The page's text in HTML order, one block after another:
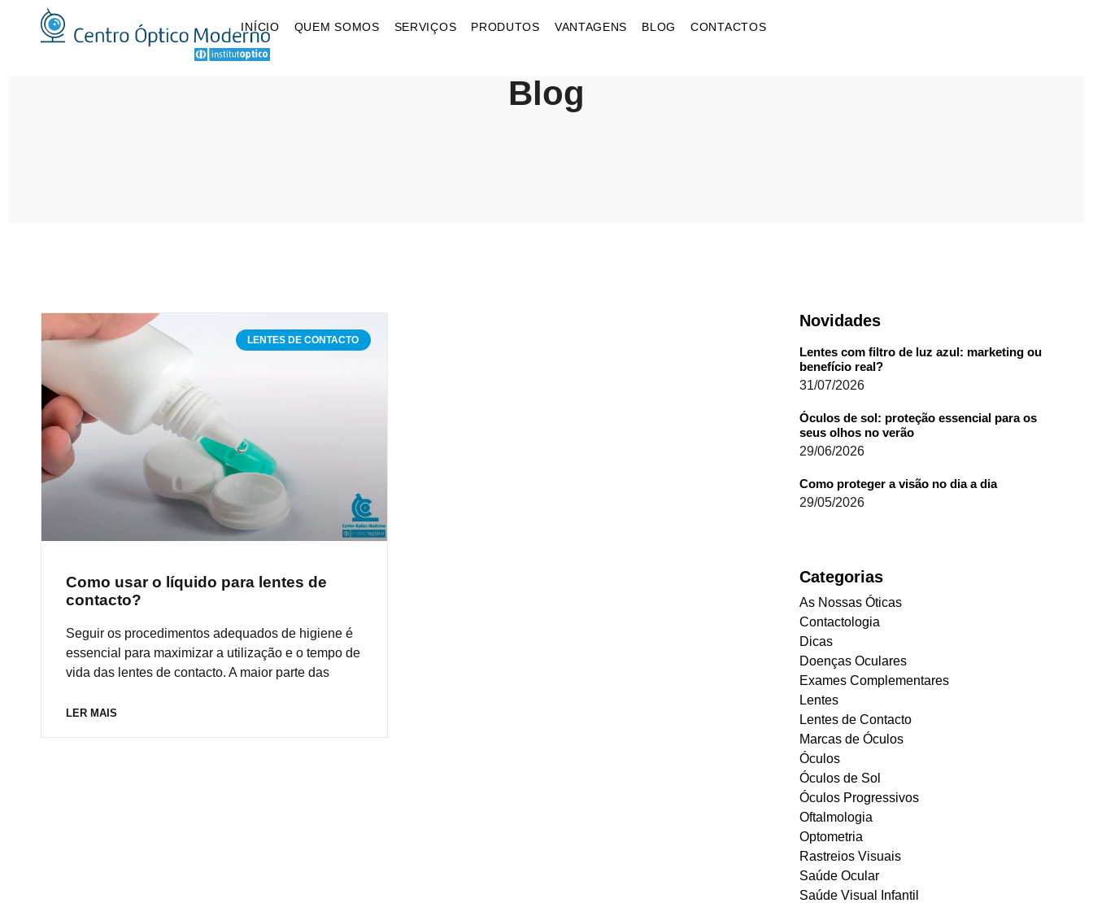
INÍCIO QUEM SOMOS SERVIÇOS PRODUTOS VANTAGENS BLOG CONTACTOS
Blog
LENTES DE CONTACTO
Como usar o líquido para lentes de
contacto?
Seguir os procedimentos adequados de higiene é
essencial para maximizar a utilização e o tempo de
vida das lentes de contacto. A maior parte das
LER MAIS
Novidades
Lentes com filtro de luz azul: marketing ou
benefício real?
31/07/2026
Óculos de sol: proteção essencial para os
seus olhos no verão
29/06/2026
Como proteger a visão no dia a dia
29/05/2026
Categorias
As Nossas Óticas
Contactologia
Dicas
Doenças Oculares
Exames Complementares
Lentes
Lentes de Contacto
Marcas de Óculos
Óculos
Óculos de Sol
Óculos Progressivos
Oftalmologia
Optometria
Rastreios Visuais
Saúde Ocular
Saúde Visual Infantil